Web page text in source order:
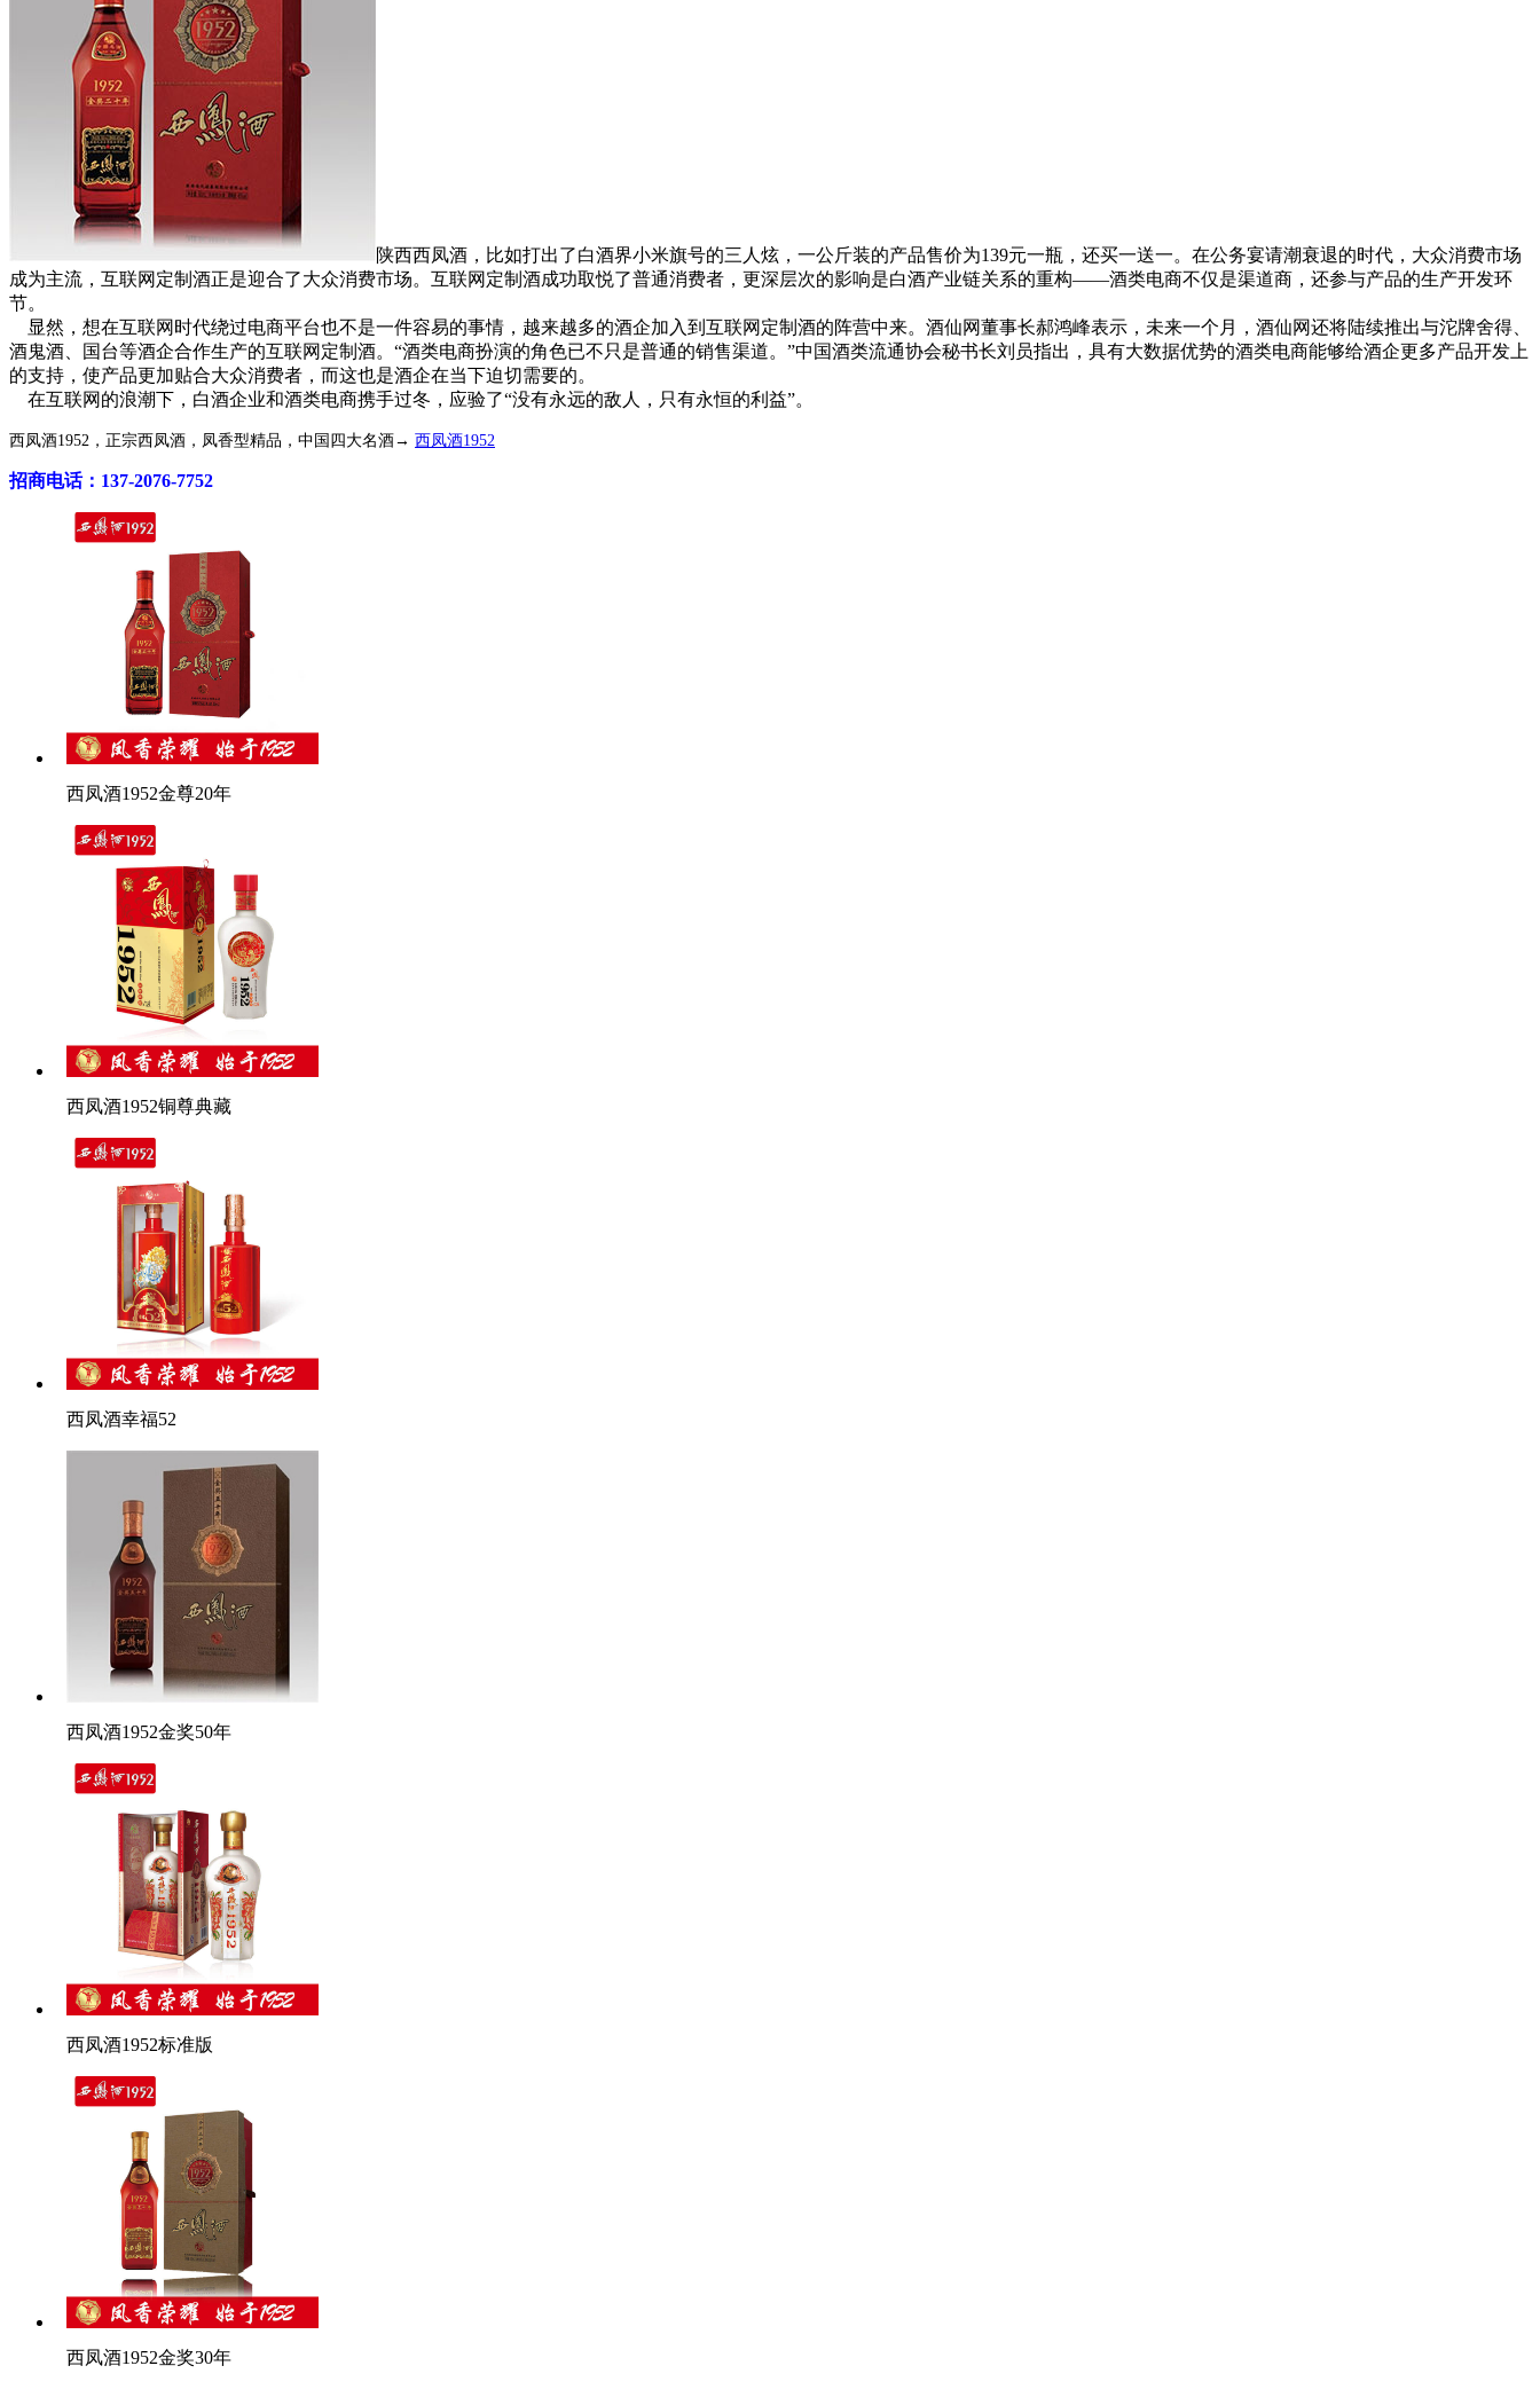
陕西西凤酒，比如打出了白酒界小米旗号的三人炫，一公斤装的产品售价为139元一瓶，还买一送一。在公务宴请潮衰退的时代，大众消费市场
成为主流，互联网定制酒正是迎合了大众消费市场。互联网定制酒成功取悦了普通消费者，更深层次的影响是白酒产业链关系的重构——酒类电商不仅是渠道商，还参与产品的生产开发环
节。
显然，想在互联网时代绕过电商平台也不是一件容易的事情，越来越多的酒企加入到互联网定制酒的阵营中来。酒仙网董事长郝鸿峰表示，未来一个月，酒仙网还将陆续推出与沱牌舍得、
酒鬼酒、国台等酒企合作生产的互联网定制酒。“酒类电商扮演的角色已不只是普通的销售渠道。”中国酒类流通协会秘书长刘员指出，具有大数据优势的酒类电商能够给酒企更多产品开发上
的支持，使产品更加贴合大众消费者，而这也是酒企在当下迫切需要的。
在互联网的浪潮下，白酒企业和酒类电商携手过冬，应验了“没有永远的敌人，只有永恒的利益”。
西凤酒1952，正宗西凤酒，凤香型精品，中国四大名酒→ 西凤酒1952
招商电话：137-2076-7752
西凤酒1952金尊20年
西凤酒1952铜尊典藏
西凤酒幸福52
西凤酒1952金奖50年
西凤酒1952标准版
西凤酒1952金奖30年